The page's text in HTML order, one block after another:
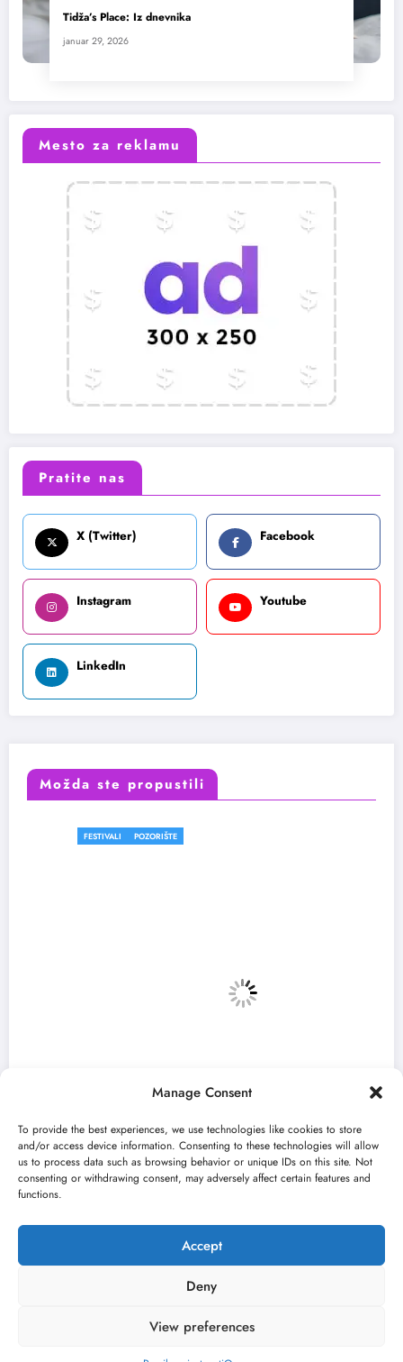
Manage Consent
To provide the best experiences, we use technologies like cookies to store
and/or access device information. Consenting to these technologies will allow
us to process data such as browsing behavior or unique IDs on this site. Not
consenting or withdrawing consent, may adversely affect certain features and
functions.
Accept
Deny
View preferences
Tidža’s Place: Iz dnevnika
januar 29, 2026
Mesto za reklamu
Pratite nas
X (Twitter) Facebook
Instagram Youtube
LinkedIn
Možda ste propustili
POZORIŠTE
„Predmet Medeja“ otvara 59. Bitef u
Kulturni kišobran
O nama Uslovi
Kontakt